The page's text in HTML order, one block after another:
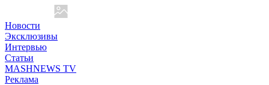
Новости
Эксклюзивы
Интервью
Статьи
MASHNEWS TV
Реклама